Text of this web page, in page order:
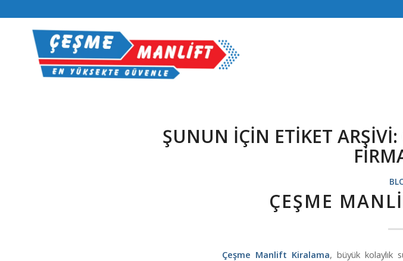
ŞUNUN IÇIN ETIKET ARŞIVI:
ÇEŞME
Çeşme Manlift Kiralama, büyük kolaylık